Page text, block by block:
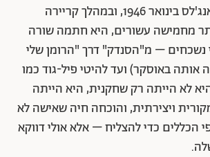
קיטון נולדה בלוס אנג'לס בינואר 1946, ובמהלך קריירה
מחמישה עשורים, היא חתמה שורה
נשכחים – מ"הסנדק" דרך "הרומן שלי
אותה באוסקר) ועד להיטי פיל-גוד כמו
לא הייתה רק שחקנית, היא הייתה
ויצירתית, והוכחה חיה שאישה לא
הכללים כדי להצליח – אלא אולי דווקא